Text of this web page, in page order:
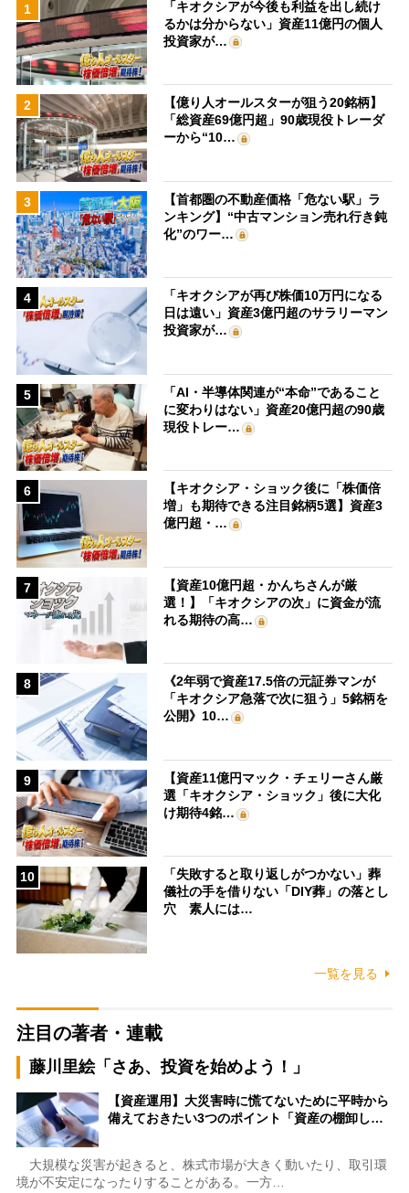
1
「キオクシアが今後も利益を出し続け
るかは分からない」資産11億円の個人
投資家が…
2
【億り人オールスターが狙う20銘柄】
「総資産69億円超」90歳現役トレーダ
ーから“10…
3
【首都圏の不動産価格「危ない駅」ラ
ンキング】“中古マンション売れ行き鈍
化”のワー…
4
「キオクシアが再び株価10万円になる
日は遠い」資産3億円超のサラリーマン
投資家が…
5
「AI・半導体関連が“本命”であること
に変わりはない」資産20億円超の90歳
現役トレー…
6
【キオクシア・ショック後に「株価倍
増」も期待できる注目銘柄5選】資産3
億円超・…
7
【資産10億円超・かんちさんが厳
選！】「キオクシアの次」に資金が流
れる期待の高…
8
《2年弱で資産17.5倍の元証券マンが
「キオクシア急落で次に狙う」5銘柄を
公開》10…
9
【資産11億円マック・チェリーさん厳
選「キオクシア・ショック」後に大化
け期待4銘…
10
「失敗すると取り返しがつかない」葬
儀社の手を借りない「DIY葬」の落とし
穴 素人には…
一覧を見る
注目の著者・連載
藤川里絵「さあ、投資を始めよう！」
【資産運用】大災害時に慌てないために平時から
備えておきたい3つのポイント「資産の棚卸し…
大規模な災害が起きると、株式市場が大きく動いたり、取引環
境が不安定になったりすることがある。一方…